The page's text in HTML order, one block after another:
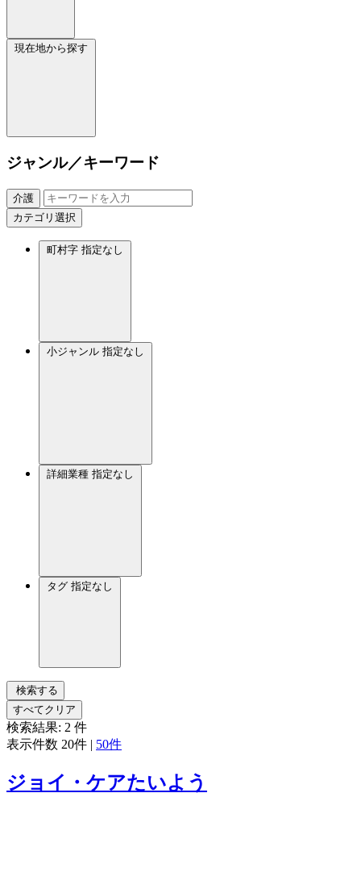
現在地から探す
ジャンル／キーワード
介護
カテゴリ選択
町村字 指定なし
小ジャンル 指定なし
詳細業種 指定なし
タグ 指定なし
検索する
すべてクリア
検索結果: 2 件
表示件数 20件 | 50件
ジョイ・ケアたいよう